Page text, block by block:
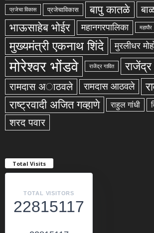
प्रजेचा विकास प्रजेचाविकास बापु कातळे
भाऊसाहेब भोईर महानगरपालिका महापौर
मुख्यमंत्री एकनाथ शिंदे मुरलीधर
मोरेश्वर भोंडवे राजेंद्र गावित
रामदास अाठवले रामदास आठवले
राष्ट्रवादी अजित गव्हाणे राहुल गांधी
शरद पवार
Total Visits
TOTAL VISITORS
22815117